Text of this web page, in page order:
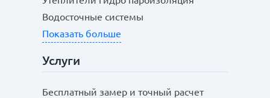
Водосточные системы
Показать больше
Услуги
Бесплатный замер и точный расчет